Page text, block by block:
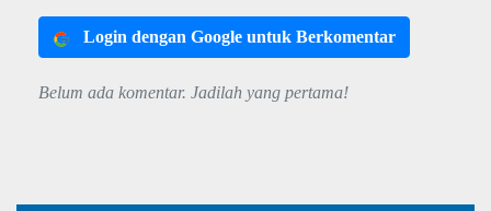
Login dengan Google untuk Berkomentar
Belum ada komentar. Jadilah yang pertama!